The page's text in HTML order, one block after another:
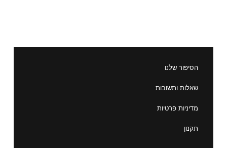
הסיפור שלנו
שאלות ותשובות
מדיניות פרטיות
תקנון